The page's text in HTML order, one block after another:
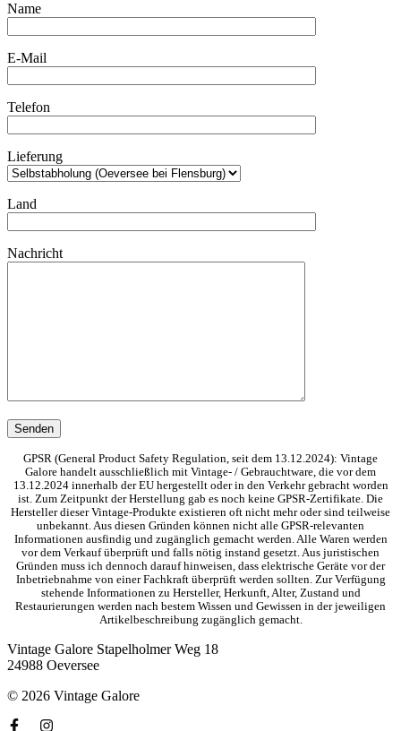
Name
E-Mail
Telefon
Lieferung
Land
Nachricht
GPSR (General Product Safety Regulation, seit dem 13.12.2024): Vintage
Galore handelt ausschließlich mit Vintage- / Gebrauchtware, die vor dem
13.12.2024 innerhalb der EU hergestellt oder in den Verkehr gebracht worden
ist. Zum Zeitpunkt der Herstellung gab es noch keine GPSR-Zertifikate. Die
Hersteller dieser Vintage-Produkte existieren oft nicht mehr oder sind teilweise
unbekannt. Aus diesen Gründen können nicht alle GPSR-relevanten
Informationen ausfindig und zugänglich gemacht werden. Alle Waren werden
vor dem Verkauf überprüft und falls nötig instand gesetzt. Aus juristischen
Gründen muss ich dennoch darauf hinweisen, dass elektrische Geräte vor der
Inbetriebnahme von einer Fachkraft überprüft werden sollten. Zur Verfügung
stehende Informationen zu Hersteller, Herkunft, Alter, Zustand und
Restaurierungen werden nach bestem Wissen und Gewissen in der jeweiligen
Artikelbeschreibung zugänglich gemacht.
Vintage Galore Stapelholmer Weg 18
24988 Oeversee
© 2026 Vintage Galore